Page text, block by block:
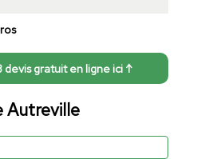
devis gratuit en ligne ici ↑
Autreville